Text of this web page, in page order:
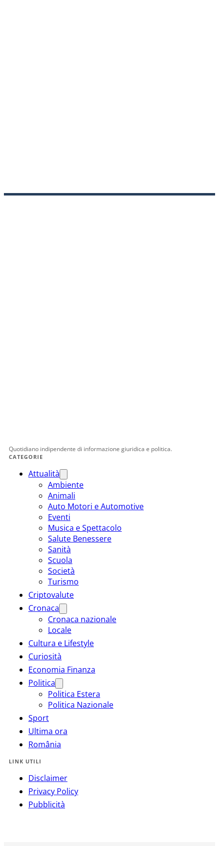
Quotidiano indipendente di informazione giuridica e politica.
CATEGORIE
Attualità
Ambiente
Animali
Auto Motori e Automotive
Eventi
Musica e Spettacolo
Salute Benessere
Sanità
Scuola
Società
Turismo
Criptovalute
Cronaca
Cronaca nazionale
Locale
Cultura e Lifestyle
Curiosità
Economia Finanza
Politica
Politica Estera
Politica Nazionale
Sport
Ultima ora
România
LINK UTILI
Disclaimer
Privacy Policy
Pubblicità